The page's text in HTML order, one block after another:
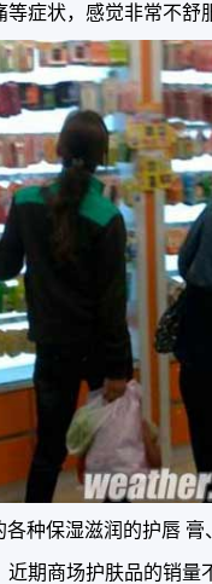
等症状，感觉非常不舒
种保湿滋润的护唇 膏
近期商场护肤品的销量